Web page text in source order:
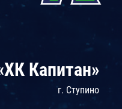
Локомотив
Шанхайские Драконы
Капитан»
г. Ступино